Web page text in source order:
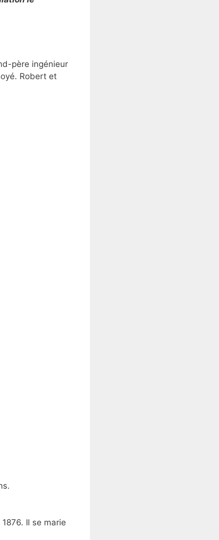
père ingénieur
Robert et
Il se marie